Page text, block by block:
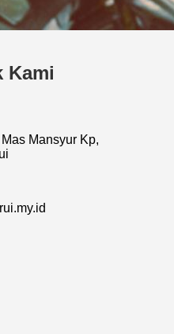
Kami
Mansyur Kp,